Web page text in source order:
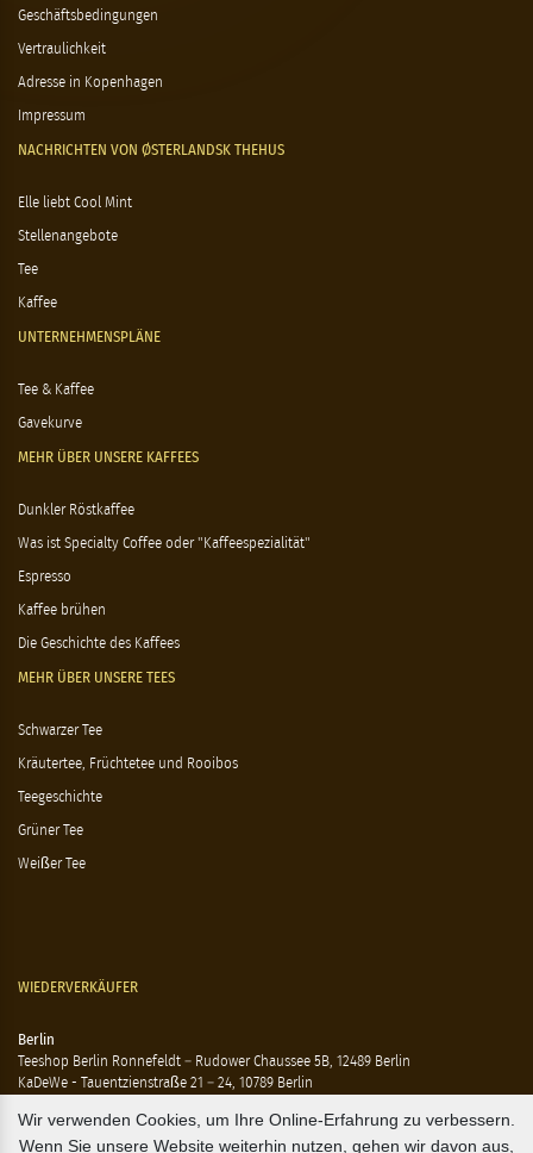
Geschäftsbedingungen
Vertraulichkeit
Adresse in Kopenhagen
Impressum
NACHRICHTEN VON ØSTERLANDSK THEHUS
Elle liebt Cool Mint
Stellenangebote
Tee
Kaffee
UNTERNEHMENSPLÄNE
Tee & Kaffee
Gavekurve
MEHR ÜBER UNSERE KAFFEES
Dunkler Röstkaffee
Was ist Specialty Coffee oder "Kaffeespezialität"
Espresso
Kaffee brühen
Die Geschichte des Kaffees
MEHR ÜBER UNSERE TEES
Schwarzer Tee
Kräutertee, Früchtetee und Rooibos
Teegeschichte
Grüner Tee
Weißer Tee
WIEDERVERKÄUFER
Berlin
Teeshop Berlin Ronnefeldt – Rudower Chaussee 5B, 12489 Berlin
KaDeWe - Tauentzienstraße 21 – 24, 10789 Berlin
Ting - Rykestraße 41, 10405 Berlin
Wir verwenden Cookies, um Ihre Online-Erfahrung zu verbessern.
Wenn Sie unsere Website weiterhin nutzen, gehen wir davon aus,